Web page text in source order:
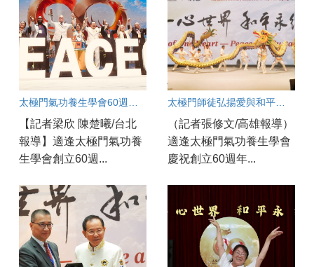
【記者梁欣 陳楚曦/台北
報導】適逢太極門氣功養
生學會創立60週...
（記者張修文/高雄報導）
適逢太極門氣功養生學會
慶祝創立60週年...